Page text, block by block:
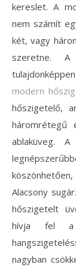
kereslet. A
nem számít
két, vagy
szeretne.
modern
hőszigetelő,
háromrétegű
ablaküveg. A
Alacsony
hőszigetelt
hívja fel a
nagyban